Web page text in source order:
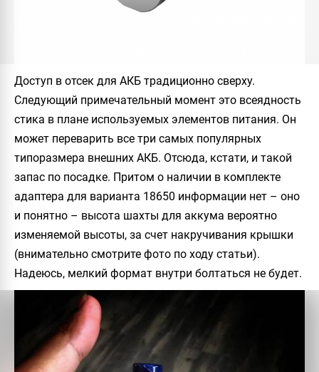
Доступ в отсек для АКБ традиционно сверху.
Следующий примечательный момент это всеядность
стика в плане используемых элементов питания. Он
может переварить все три самых популярных
типоразмера внешних АКБ. Отсюда, кстати, и такой
запас по посадке. Притом о наличии в комплекте
адаптера для варианта 18650 информации нет – оно
и понятно – высота шахты для аккума вероятно
изменяемой высоты, за счет накручивания крышки
(внимательно смотрите фото по ходу статьи).
Надеюсь, мелкий формат внутри болтаться не будет.